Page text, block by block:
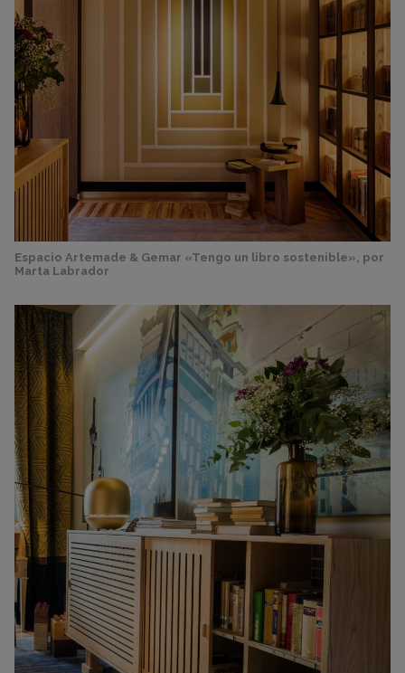
Espacio Artemade & Gemar «Tengo un libro sostenible», por
Marta Labrador